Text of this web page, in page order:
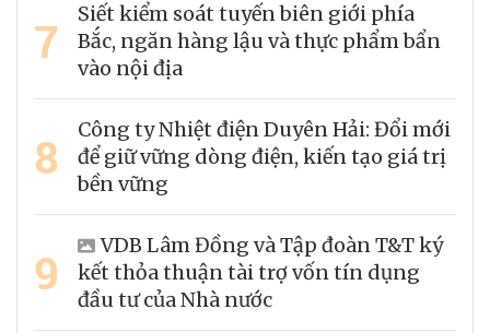
7
Siết kiểm soát tuyến biên giới phía
Bắc, ngăn hàng lậu và thực phẩm bẩn
vào nội địa
8
Công ty Nhiệt điện Duyên Hải: Đổi mới
để giữ vững dòng điện, kiến tạo giá trị
bền vững
9
VDB Lâm Đồng và Tập đoàn T&T ký
kết thỏa thuận tài trợ vốn tín dụng
đầu tư của Nhà nước